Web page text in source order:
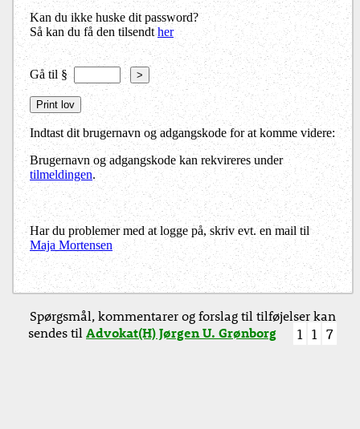
Kan du ikke huske dit password?
Så kan du få den tilsendther
Gå til § >
Indtast dit brugernavn og adgangskode for at komme videre:
Brugernavn og adgangskode kan rekvireres under
tilmeldingen.
Har du problemer med at logge på, skriv evt. en mail til
Maja Mortensen
Spørgsmål, kommentarer og forslag til tilføjelser kan
sendes tilAdvokat(H) Jørgen U. Grønborg 1 1 7